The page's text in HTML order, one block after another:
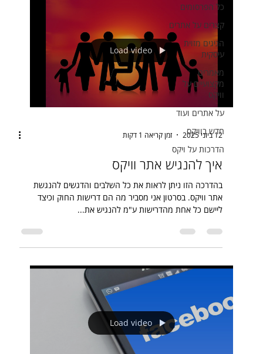
כל הפרסומים
קצרים על אתרים
הגיגים מזוית
עיסקית
מאמרים
מקצועיים על
וויקס
על אתרים ועוד
חדש בוויקס
הדרכות על ויקס
Load video
12 ביוני 2025 זמן קריאה 1 דקות
איך להנגיש אתר וויקס
בהדרכה הזו ניתן לראות את כל השלבים והדגשים להנגשת
אתר וויקס. בסרטון אני מסביר מה הם דרישות החוק וכיצד
ליישם כל אחת מהדרישות ע"מ להנגיש את...
Load video